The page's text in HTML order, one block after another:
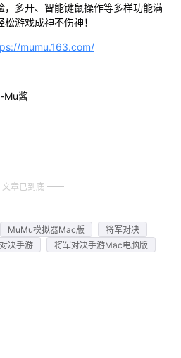
，多开、智能键鼠操作等多样功能满
游戏成神不伤神！
mumu.163.com/
Mu酱
文章已到底
MuMu模拟器Mac版
将军对决
决手游
将军对决手游Mac电脑版